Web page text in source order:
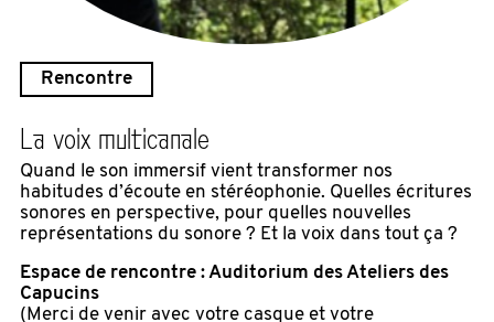
Rencontre
La voix multicanale
Quand le son immersif vient transformer nos
habitudes d’écoute en stéréophonie. Quelles écritures
sonores en perspective, pour quelles nouvelles
représentations du sonore ? Et la voix dans tout ça ?
Espace de rencontre : Auditorium des Ateliers des
Capucins
(Merci de venir avec votre casque et votre